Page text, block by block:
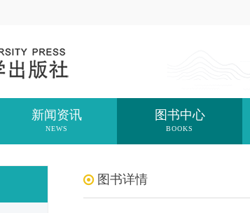
新闻资讯
NEWS
图书中心
BOOKS
图书详情